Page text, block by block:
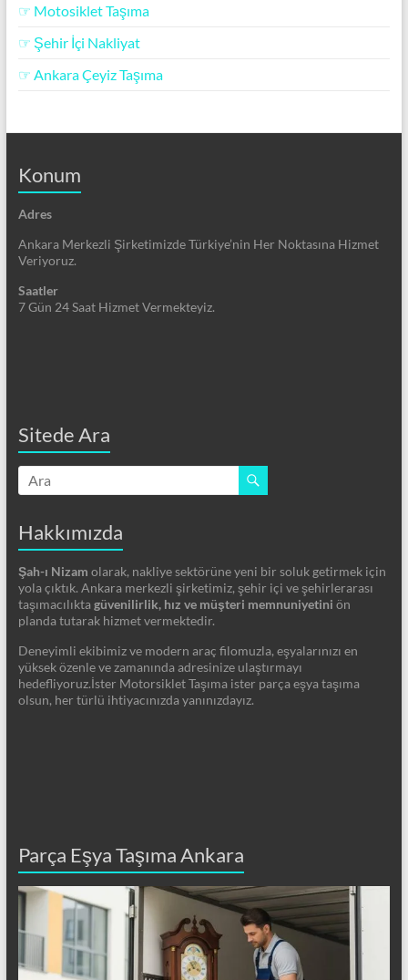
☞ Motosiklet Taşıma
☞ Şehir İçi Nakliyat
☞ Ankara Çeyiz Taşıma
Konum
Adres
Ankara Merkezli Şirketimizde Türkiye’nin Her Noktasına Hizmet
Veriyoruz.
Saatler
7 Gün 24 Saat Hizmet Vermekteyiz.
Sitede Ara
Hakkımızda
Şah-ı Nizam olarak, nakliye sektörüne yeni bir soluk getirmek için
yola çıktık. Ankara merkezli şirketimiz, şehir içi ve şehirlerarası
taşımacılıktagüvenilirlik, hız ve müşteri memnuniyetini ön
planda tutarak hizmet vermektedir.
Deneyimli ekibimiz ve modern araç filomuzla, eşyalarınızı en
yüksek özenle ve zamanında adresinize ulaştırmayı
hedefliyoruz.İster Motorsiklet Taşıma ister parça eşya taşıma
olsun, her türlü ihtiyacınızda yanınızdayız.
Parça Eşya Taşıma Ankara